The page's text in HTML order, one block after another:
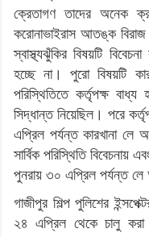
ক্রেতাগণ তাদের অনেক
করোনাভাইরাস আতঙ্ক বিরাজ
স্বাস্থ্যঝুঁকির বিষয়টি
হচ্ছে না। পুরো বিষয়টি
পরিস্থিতিতে কর্তৃপক্ষ
সিদ্ধান্ত নিয়েছিল। পরে
এপ্রিল পর্যন্ত কারখানা লে
সার্বিক পরিস্থিতি বিবেচনায়
পুনরায় ৩০ এপ্রিল পর্যন্ত লে
গাজীপুর শিল্প পুলিশের
২৪ এপ্রিল থেকে চালু করা